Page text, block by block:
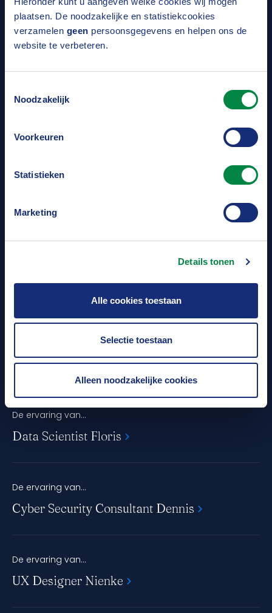
plaatsen. De noodzakelijke en statistiekcookies
verzamelen geen persoonsgegevens en helpen ons de
website te verbeteren.
Noodzakelijk
Voorkeuren
Statistieken
Marketing
Details tonen
Alle cookies toestaan
Selectie toestaan
Alleen noodzakelijke cookies
De ervaring van Product Owner
Ik had nul kennis van kunstmatige intelligentie, maar
ik ben gewoon begonnen. Inmiddels anderhalf jaar
later, leid ik een team van Data Scientists.
Lees meer
De ervaring van...
Data Scientist Floris
De ervaring van...
Cyber Security Consultant Dennis
De ervaring van...
UX Designer Nienke